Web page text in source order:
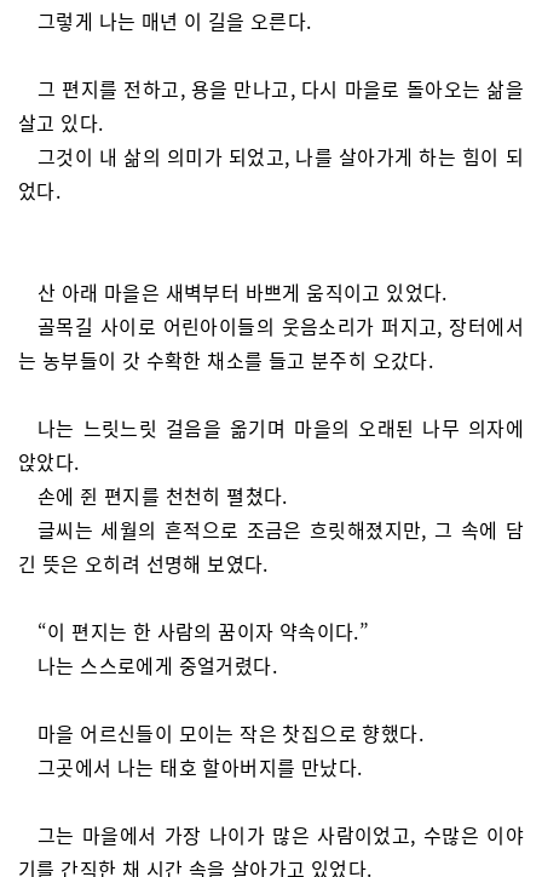
그렇게 나는 매년 이 길을 오른다.
그 편지를 전하고, 용을 만나고, 다시 마을로 돌아오는 삶을
살고 있다.
그것이 내 삶의 의미가 되었고, 나를 살아가게 하는 힘이 되
었다.
산 아래 마을은 새벽부터 바쁘게 움직이고 있었다.
골목길 사이로 어린아이들의 웃음소리가 퍼지고, 장터에서
는 농부들이 갓 수확한 채소를 들고 분주히 오갔다.
나는 느릿느릿 걸음을 옮기며 마을의 오래된 나무 의자에
앉았다.
손에 쥔 편지를 천천히 펼쳤다.
글씨는 세월의 흔적으로 조금은 흐릿해졌지만, 그 속에 담
긴 뜻은 오히려 선명해 보였다.
“이 편지는 한 사람의 꿈이자 약속이다.”
나는 스스로에게 중얼거렸다.
마을 어르신들이 모이는 작은 찻집으로 향했다.
그곳에서 나는 태호 할아버지를 만났다.
그는 마을에서 가장 나이가 많은 사람이었고, 수많은 이야
기를 간직한 채 시간 속을 살아가고 있었다.